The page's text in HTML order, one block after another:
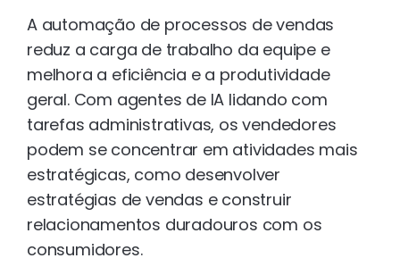
A automação de processos de vendas
reduz a carga de trabalho da equipe e
melhora a eficiência e a produtividade
geral. Com agentes de IA lidando com
tarefas administrativas, os vendedores
podem se concentrar em atividades mais
estratégicas, como desenvolver
estratégias de vendas e construir
relacionamentos duradouros com os
consumidores.